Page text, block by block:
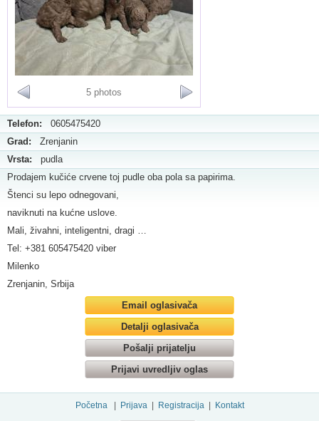
5 photos
Telefon: 0605475420
Grad: Zrenjanin
Vrsta: pudla
Prodajem kučiće crvene toj pudle oba pola sa papirima.
Štenci su lepo odnegovani,
naviknuti na kućne uslove.
Mali, živahni, inteligentni, dragi …
Tel: +381 605475420 viber
Milenko
Zrenjanin, Srbija
Email oglasivača
Detalji oglasivača
Pošalji prijatelju
Prijavi uvredljiv oglas
Početna Prijava Registracija Kontakt